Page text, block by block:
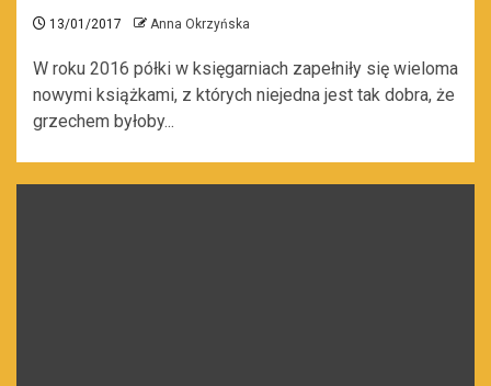
13/01/2017 Anna Okrzyńska
W roku 2016 półki w księgarniach zapełniły się wieloma
nowymi książkami, z których niejedna jest tak dobra, że
grzechem byłoby...